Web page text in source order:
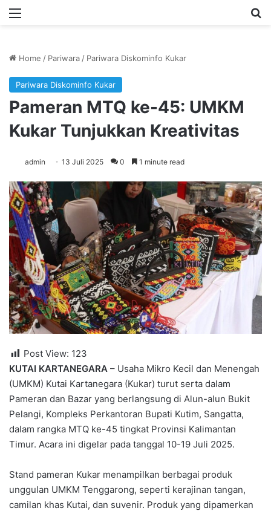
Menu
Home / Pariwara / Pariwara Diskominfo Kukar
Pariwara Diskominfo Kukar
Pameran MTQ ke-45: UMKM
Kukar Tunjukkan Kreativitas
admin 13 Juli 2025 0 1 minute read
Post View: 123
KUTAI KARTANEGARA – Usaha Mikro Kecil dan Menengah
(UMKM) Kutai Kartanegara (Kukar) turut serta dalam
Pameran dan Bazar yang berlangsung di Alun-alun Bukit
Pelangi, Kompleks Perkantoran Bupati Kutim, Sangatta,
dalam rangka MTQ ke-45 tingkat Provinsi Kalimantan
Timur. Acara ini digelar pada tanggal 10-19 Juli 2025.
Stand pameran Kukar menampilkan berbagai produk
unggulan UMKM Tenggarong, seperti kerajinan tangan,
camilan khas Kutai, dan suvenir. Produk yang dipamerkan